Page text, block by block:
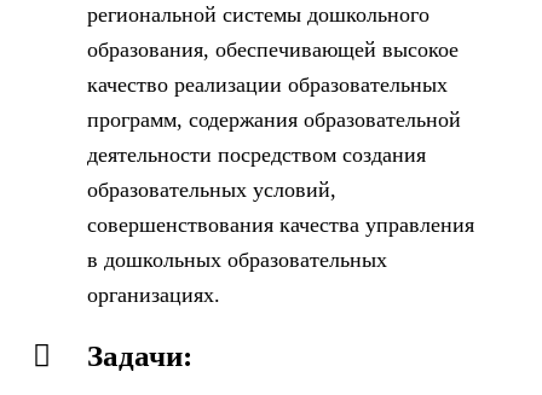
региональной системы дошкольного
образования, обеспечивающей высокое
качество реализации образовательных
программ, содержания образовательной
деятельности посредством создания
образовательных условий,
совершенствования качества управления
в дошкольных образовательных
организациях.
Задачи: